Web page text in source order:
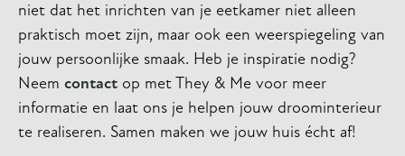
niet dat het inrichten van je eetkamer niet alleen
praktisch moet zijn, maar ook een weerspiegeling van
jouw persoonlijke smaak. Heb je inspiratie nodig?
Neem contact op met They & Me voor meer
informatie en laat ons je helpen jouw droominterieur
te realiseren. Samen maken we jouw huis écht af!